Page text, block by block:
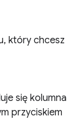
który chcesz
się kolumna
przyciskiem